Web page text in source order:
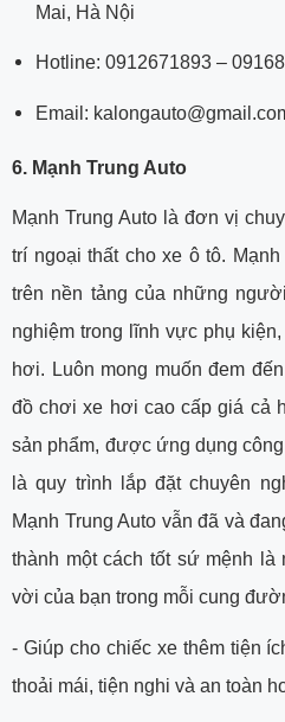
Mai, Hà Nội
Hotline: 0912671893 –
Email:
6. Mạnh Trung Auto
Mạnh Trung Auto là đơn vị
trí ngoại thất cho xe ô tô.
trên nền tảng của những
nghiệm trong lĩnh vực phụ
hơi. Luôn mong muốn đem
đồ chơi xe hơi cao cấp giá cả
sản phẩm, được ứng dụng
là quy trình lắp đặt chuyên
Mạnh Trung Auto vẫn đã và
thành một cách tốt sứ mệnh
vời của bạn trong mỗi cung
- Giúp cho chiếc xe thêm tiện
thoải mái, tiện nghi và an toàn